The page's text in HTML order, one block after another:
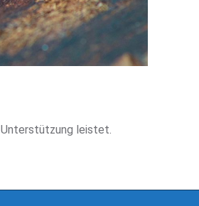
Unterstützung leistet.